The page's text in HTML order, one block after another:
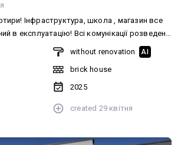
Інфраструктура, школа , магазин все
в експлуатацію! Всі комунікації розведені!
without renovation AI
brick house
2025
created 29 квітня